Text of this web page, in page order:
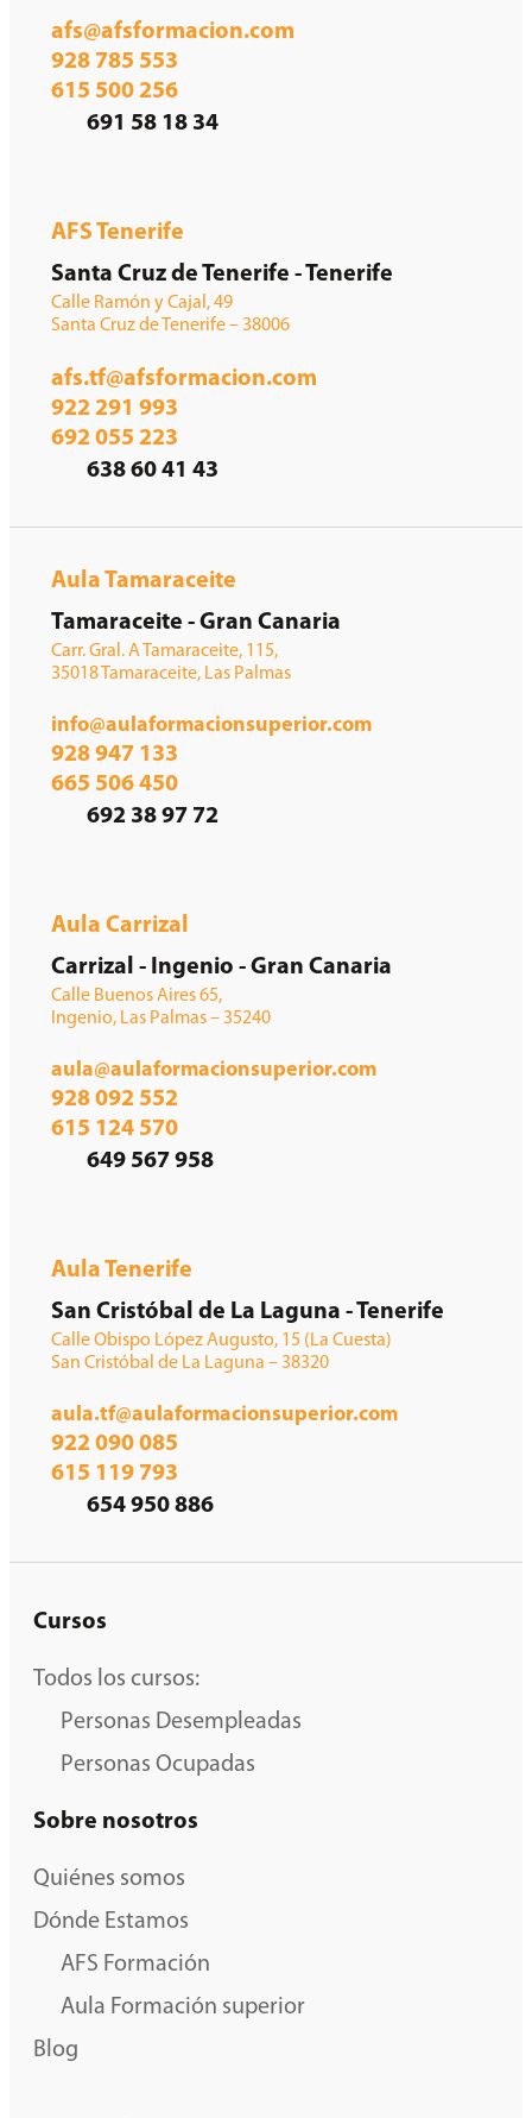
afs@afsformacion.com
928 785 553
615 500 256
691 58 18 34
AFS Tenerife
Santa Cruz de Tenerife - Tenerife
Calle Ramón y Cajal, 49
Santa Cruz de Tenerife – 38006
afs.tf@afsformacion.com
922 291 993
692 055 223
638 60 41 43
Aula Tamaraceite
Tamaraceite - Gran Canaria
Carr. Gral. A Tamaraceite, 115,
35018 Tamaraceite, Las Palmas
info@aulaformacionsuperior.com
928 947 133
665 506 450
692 38 97 72
Aula Carrizal
Carrizal - Ingenio - Gran Canaria
Calle Buenos Aires 65,
Ingenio, Las Palmas – 35240
aula@aulaformacionsuperior.com
928 092 552
615 124 570
649 567 958
Aula Tenerife
San Cristóbal de La Laguna - Tenerife
Calle Obispo López Augusto, 15 (La Cuesta)
San Cristóbal de La Laguna – 38320
aula.tf@aulaformacionsuperior.com
922 090 085
615 119 793
654 950 886
Cursos
Todos los cursos:
Personas Desempleadas
Personas Ocupadas
Sobre nosotros
Quiénes somos
Dónde Estamos
AFS Formación
Aula Formación superior
Blog